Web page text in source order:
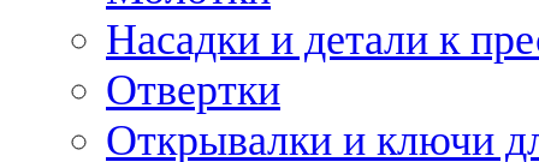
Насадки и детали к
Отвертки
Открывалки и ключи